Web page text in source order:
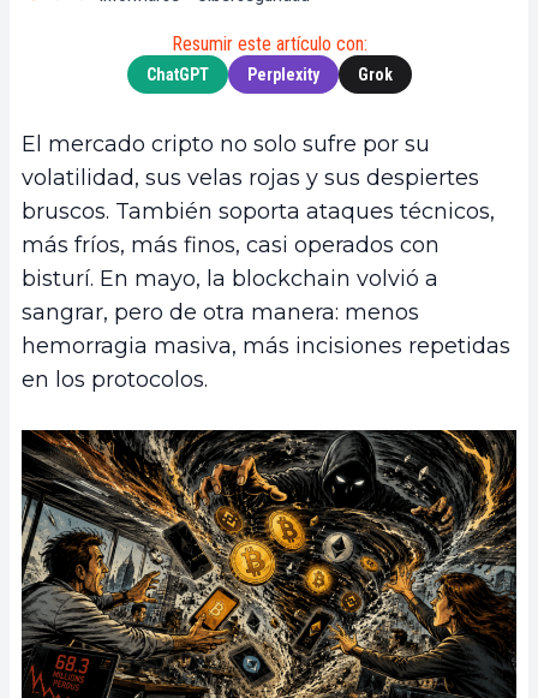
Resumir este artículo con:
ChatGPT Perplexity Grok
El mercado cripto no solo sufre por su
volatilidad, sus velas rojas y sus despiertes
bruscos. También soporta ataques técnicos,
más fríos, más finos, casi operados con
bisturí. En mayo, la blockchain volvió a
sangrar, pero de otra manera: menos
hemorragia masiva, más incisiones repetidas
en los protocolos.